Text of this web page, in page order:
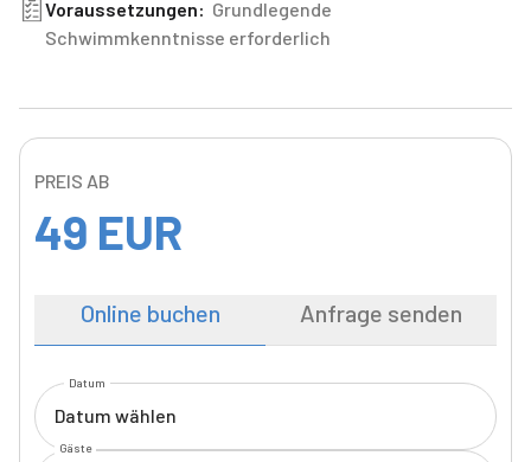
Voraussetzungen: Grundlegende
Schwimmkenntnisse erforderlich
PREIS AB
49 EUR
Online buchen Anfrage senden
Datum
Datum wählen
Gäste